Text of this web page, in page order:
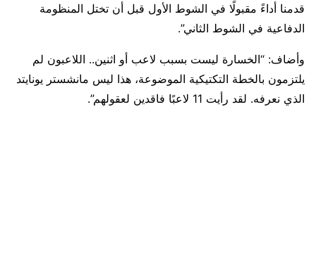
قدمنا أداءً مقبولًا في الشوط الأول قبل أن تختل المنظومة
الدفاعية في الشوط الثاني”.
وأضاف: “الخسارة ليست بسبب لاعب أو اثنين.. اللاعبون لم
يلتزمون بالخطة التكتيكية الموضوعة، هذا ليس مانشستر يونايتد
الذي نعرفه. لقد رأيت 11 لاعبًا فاقدين لعقولهم”.